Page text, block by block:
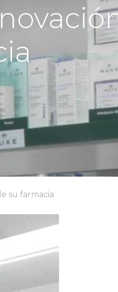
su farmacia